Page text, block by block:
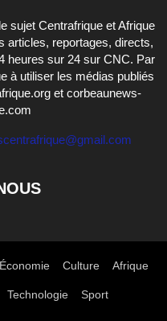
sujet Centrafrique et Afrique
articles, reportages, directs,
heures sur 24 sur CNC. Par
à utiliser les médias publiés
et corbeaunews-
Économie Culture Afrique
Technologie Sport